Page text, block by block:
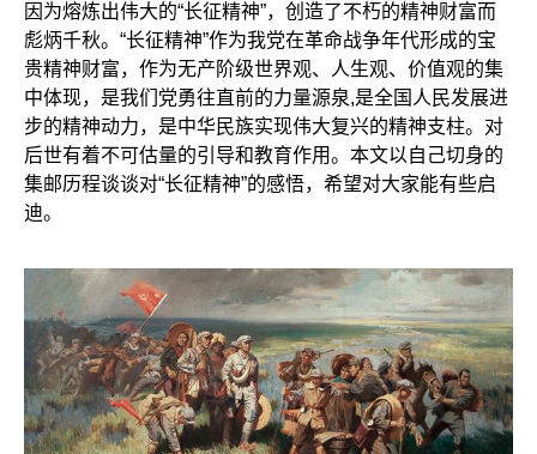
因为熔炼出伟大的“长征精神”，创造了不朽的精神财富而
彪炳千秋。“长征精神”作为我党在革命战争年代形成的宝
贵精神财富，作为无产阶级世界观、人生观、价值观的集
中体现，是我们党勇往直前的力量源泉,是全国人民发展进
步的精神动力，是中华民族实现伟大复兴的精神支柱。对
后世有着不可估量的引导和教育作用。本文以自己切身的
集邮历程谈谈对“长征精神”的感悟，希望对大家能有些启
迪。